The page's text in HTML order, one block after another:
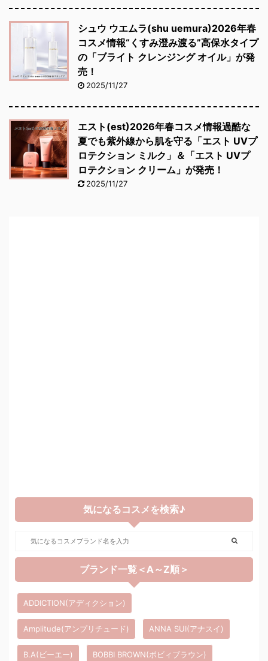
シュウ ウエムラ(shu uemura)2026年春
コスメ情報“くすみ澄み渡る”高保水タイプ
の「ブライト クレンジング オイル」が発
売！
2025/11/27
エスト(est)2026年春コスメ情報過酷な
夏でも紫外線から肌を守る「エスト UVプ
ロテクション ミルク」＆「エスト UVプ
ロテクション クリーム」が発売！
2025/11/27
気になるコスメを検索♪
ブランド一覧＜A～Z順＞
ADDICTION(アディクション)
Amplitude(アンプリチュード) ANNA SUI(アナスイ)
B.A(ビーエー) BOBBI BROWN(ボビィブラウン)